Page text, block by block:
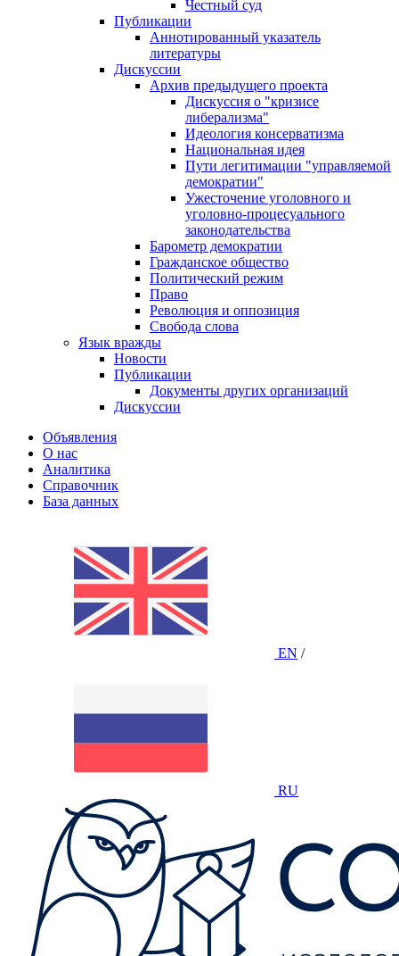
Честный суд
Публикации
Аннотированный указатель
литературы
Дискуссии
Архив предыдущего проекта
Дискуссия о "кризисе
либерализма"
Идеология консерватизма
Национальная идея
Пути легитимации "управляемой
демократии"
Ужесточение уголовного и
уголовно-процесуального
законодательства
Барометр демократии
Гражданское общество
Политический режим
Право
Революция и оппозиция
Свобода слова
Язык вражды
Новости
Публикации
Документы других организаций
Дискуссии
Объявления
О нас
Аналитика
Справочник
База данных
EN /
RU